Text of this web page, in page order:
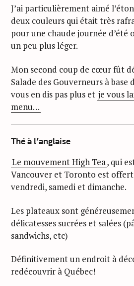
J’ai particulièrement aimé
deux couleurs qui était très
pour une chaude journée d’été
un peu plus léger.
Mon second coup de cœur fût
Salade des Gouverneurs à base
vous en dis pas plus et je vous
menu…
Thé à l’anglaise
Le mouvement High Tea, qui
Vancouver et Toronto est
vendredi, samedi et dimanche.
Les plateaux sont
délicatesses sucrées et salées
sandwichs, etc)
Définitivement un endroit à
redécouvrir à Québec!